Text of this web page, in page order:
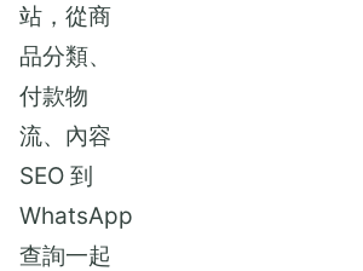
站，從商
品分類、
付款物
流、內容
SEO 到
WhatsApp
查詢一起